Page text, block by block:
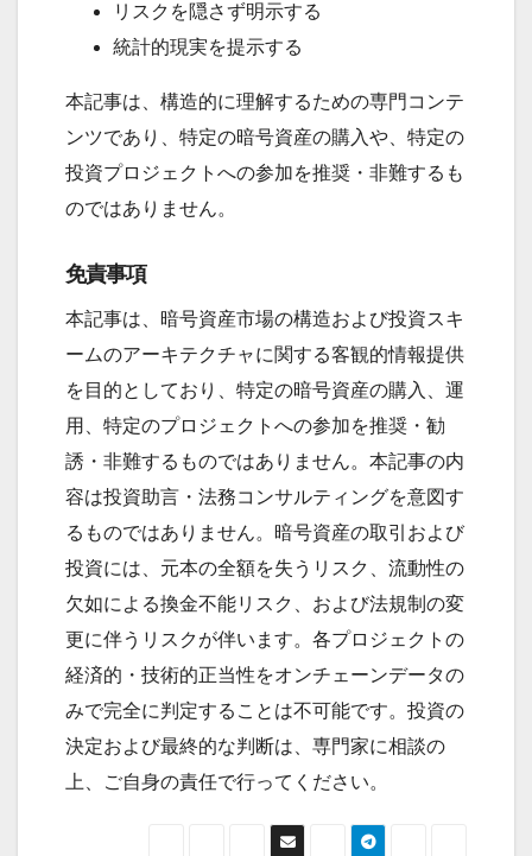
リスクを隠さず明示する
統計的現実を提示する
本記事は、構造的に理解するための専門コンテ
ンツであり、特定の暗号資産の購入や、特定の
投資プロジェクトへの参加を推奨・非難するも
のではありません。
免責事項
本記事は、暗号資産市場の構造および投資スキ
ームのアーキテクチャに関する客観的情報提供
を目的としており、特定の暗号資産の購入、運
用、特定のプロジェクトへの参加を推奨・勧
誘・非難するものではありません。本記事の内
容は投資助言・法務コンサルティングを意図す
るものではありません。暗号資産の取引および
投資には、元本の全額を失うリスク、流動性の
欠如による換金不能リスク、および法規制の変
更に伴うリスクが伴います。各プロジェクトの
経済的・技術的正当性をオンチェーンデータの
みで完全に判定することは不可能です。投資の
決定および最終的な判断は、専門家に相談の
上、ご自身の責任で行ってください。